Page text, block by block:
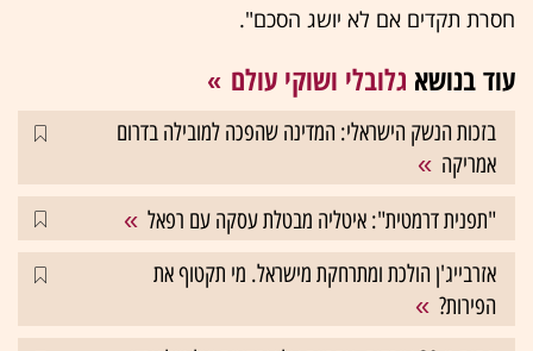
חסרת תקדים אם לא יושג הסכם".
עוד בנושא גלובלי ושוקי עולם
בזכות הנשק הישראלי: המדינה שהפכה למובילה בדרום
אמריקה
"תפנית דרמטית": איטליה מבטלת עסקה עם רפאל
אזרבייג'ן הולכת ומתרחקת מישראל. מי תקטוף את
הפירות?